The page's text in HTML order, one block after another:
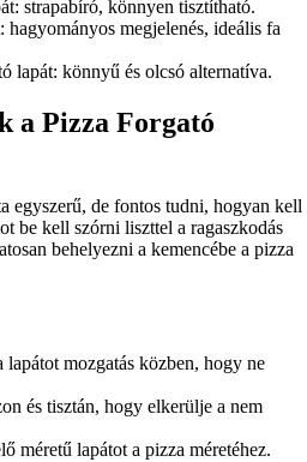
strapabíró, könnyen tisztítható.
hagyományos megjelenés, ideális fa
lapát: könnyű és olcsó alternatíva.
a Pizza Forgató
egyszerű, de fontos tudni, hogyan kell
be kell szórni liszttel a ragaszkodás
behelyezni a kemencébe a pizza
mozgatás közben, hogy ne
és tisztán, hogy elkerülje a nem
méretű lapátot a pizza méretéhez.